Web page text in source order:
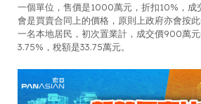
一個單位，售價是1000萬元，折扣10%，
會是買賣合同上的價格，原則上政府亦會按
一名本地居民，初次置業計，成交價900萬
3.75%，稅額是33.75萬元。